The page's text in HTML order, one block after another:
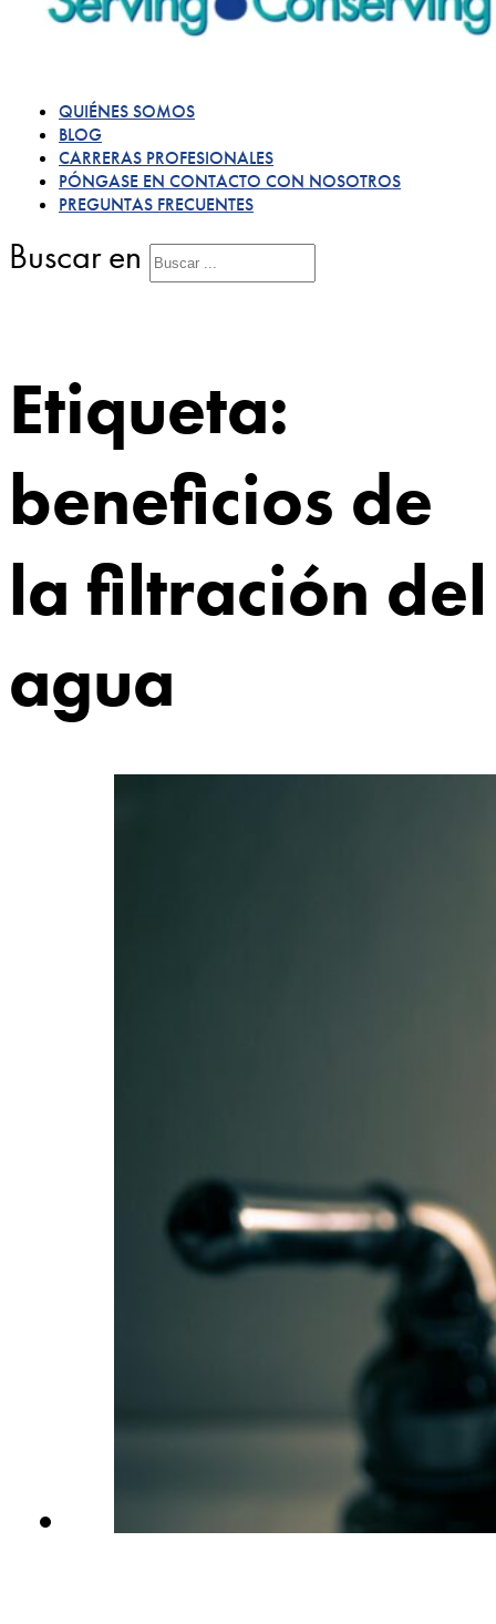
QUIÉNES SOMOS
BLOG
CARRERAS PROFESIONALES
PÓNGASE EN CONTACTO CON NOSOTROS
PREGUNTAS FRECUENTES
Buscar en
Etiqueta:
beneficios de
la filtración del
agua